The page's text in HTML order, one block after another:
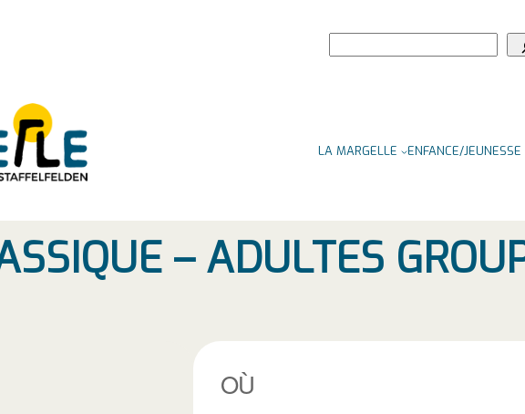
LA MARGELLE ENFANCE/JEUNESSE
– ADULTES
OÙ